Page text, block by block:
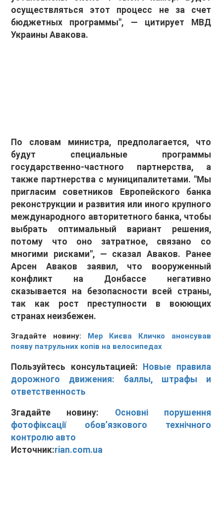
осуществляться этот процесс не за счет
бюджетных программы", — цитирует МВД
Украины Авакова.
По словам министра, предполагается, что
будут специальные программы
государственно-частного партнерства, а
также партнерства с муниципалитетами. "Мы
пригласим советников Европейского банка
реконструкции и развития или иного крупного
международного авторитетного банка, чтобы
выбрать оптимальный вариант решения,
потому что оно затратное, связано со
многими рисками", — сказал Аваков. Ранее
Арсен Аваков заявил, что вооруженный
конфликт на Донбассе негативно
сказывается на безопасности всей страны,
так как рост преступности в воюющих
странах неизбежен.
Згадайте новину: Мер Києва Кличко анонсував
появу патрульних копів на велосипедах
Пользуйтесь консультацией: Новые правила
дорожного движения: баллы, штрафы и
ответственность
Згадайте новину: Основні порушення
фотофіксації обов’язкового технічного
контролю авто
Источник:rian.com.ua